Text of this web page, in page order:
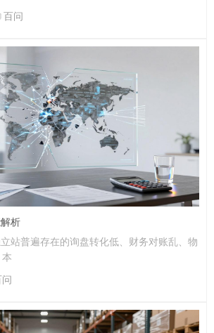
百问
析
站普遍存在的询盘转化低、财务对账乱、物